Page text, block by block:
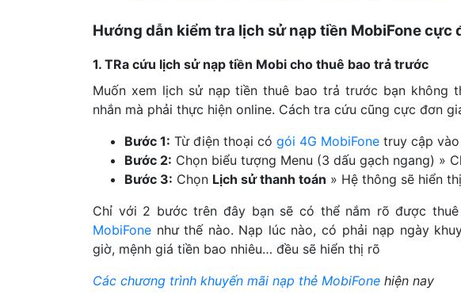
Hướng dẫn kiểm tra lịch sử nạp tiền MobiFone cực
1. TRa cứu lịch sử nạp tiền Mobi cho thuê bao trả trước
Muốn xem lịch sử nạp tiền thuê bao trả trước bạn không
nhắn mà phải thực hiện online. Cách tra cứu cũng cực đơn
Bước 1: Từ điện thoại có gói 4G MobiFone truy cập
Bước 2: Chọn biểu tượng Menu (3 dấu gạch ngang) »
Bước 3: Chọn Lịch sử thanh toán » Hệ thông sẽ hiển thị
Chỉ với 2 bước trên đây bạn sẽ có thể nắm rõ được
MobiFone như thế nào. Nạp lúc nào, có phải nạp ngày
giờ, mệnh giá tiền bao nhiêu… đều sẽ hiển thị rõ
Các chương trình khuyến mãi nạp thẻ MobiFone hiện nay